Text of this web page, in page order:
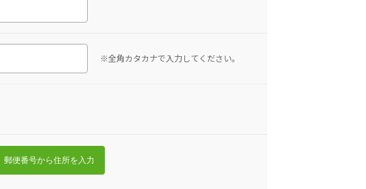
※全角カタカナで入力してください。